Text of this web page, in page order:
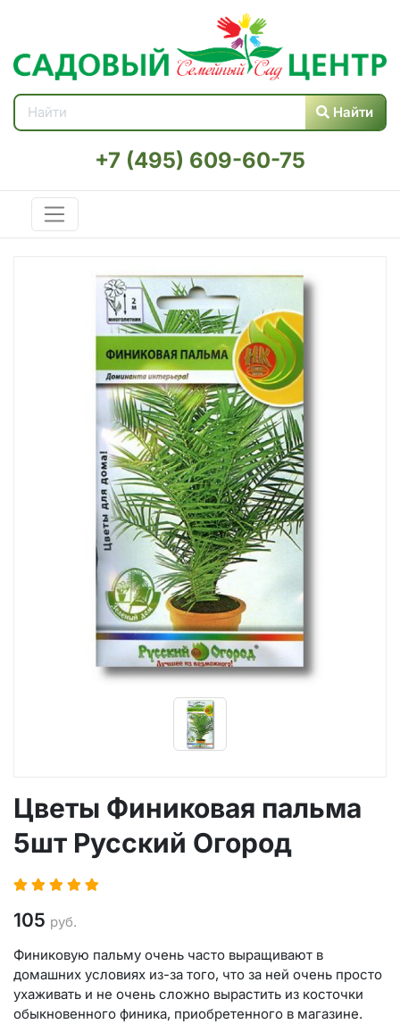
Найти
+7 (495) 609-60-75
Цветы Финиковая пальма
5шт Русский Огород
105 руб.
Финиковую пальму очень часто выращивают в
домашних условиях из-за того, что за ней очень просто
ухаживать и не очень сложно вырастить из косточки
обыкновенного финика, приобретенного в магазине.